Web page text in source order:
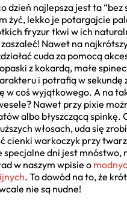
dzień najlepsza jest ta “bez
żyć, lekko je potargajcie
fryzur tkwi w ich
Nawet na
cuda za pomocą
z kokardą, małe
i potrafią w sekundę
w coś wyjątkowego. A na
Nawet przy pixie
albo błyszczącą spinkę.
włosach, uda się
cienki warkoczyk przy
specjalne dni jest mnóstwo,
w naszym wpisie o
. To dowód na to, że
nie są nudne!